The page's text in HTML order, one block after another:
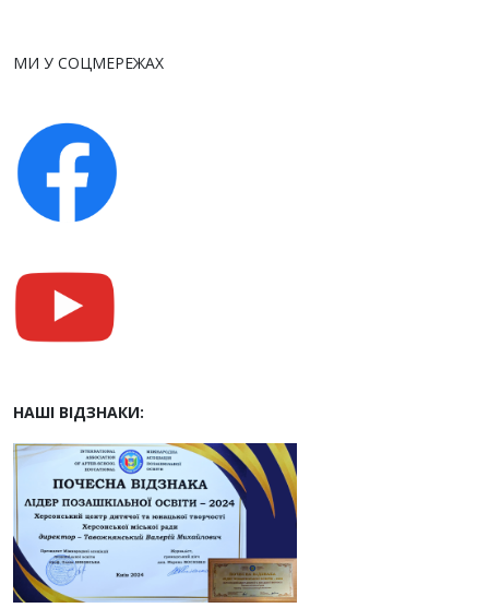
МИ У СОЦМЕРЕЖАХ
НАШІ ВІДЗНАКИ: